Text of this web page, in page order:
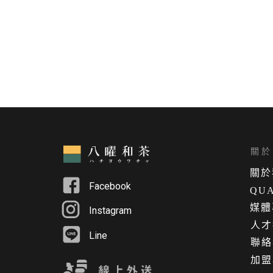
Facebook
人
Instagram
關
關 於
媒
Line
聯
加